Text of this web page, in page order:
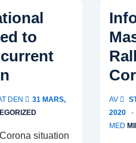
juni
to
DEN
31 MARS,
situation
AV
2020
MED